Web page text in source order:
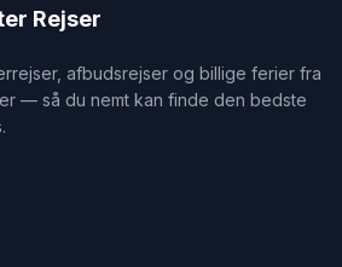
Rejser
afbudsrejser og billige ferier fra
— så du nemt kan finde den bedste